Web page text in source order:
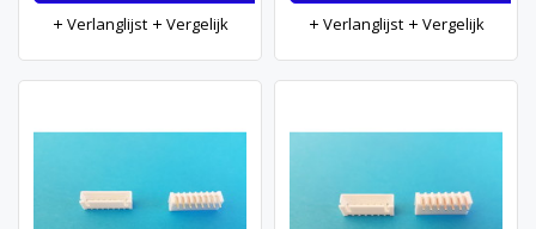
Verlanglijst
Vergelijk
Verlanglijst
Vergelijk